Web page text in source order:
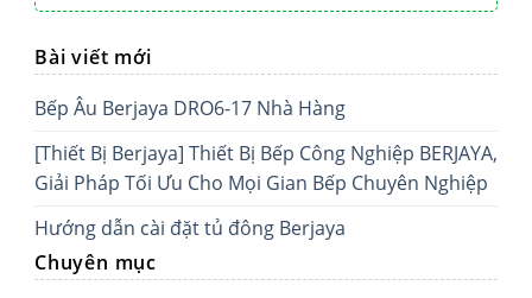
Bài viết mới
Bếp Âu Berjaya DRO6-17 Nhà Hàng
[Thiết Bị Berjaya] Thiết Bị Bếp Công Nghiệp BERJAYA,
Giải Pháp Tối Ưu Cho Mọi Gian Bếp Chuyên Nghiệp
Hướng dẫn cài đặt tủ đông Berjaya
Chuyên mục